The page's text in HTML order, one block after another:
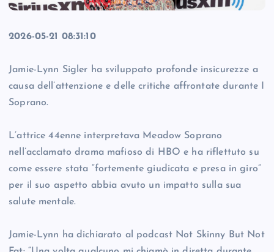
2026-05-21 08:31:10
Jamie-Lynn Sigler ha sviluppato profonde insicurezze a
causa dell’attenzione e delle critiche affrontate durante I
Soprano.
L’attrice 44enne interpretava Meadow Soprano
nell’acclamato drama mafioso di HBO e ha riflettuto su
come essere stata “fortemente giudicata e presa in giro”
per il suo aspetto abbia avuto un impatto sulla sua
salute mentale.
Jamie-Lynn ha dichiarato al podcast Not Skinny But Not